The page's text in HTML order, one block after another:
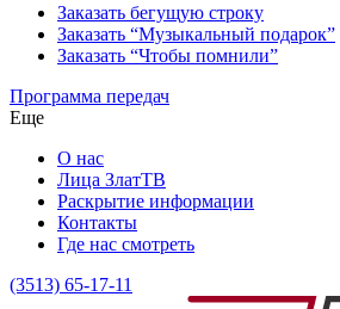
Заказать бегущую строку
Заказать “Музыкальный подарок”
Заказать “Чтобы помнили”
Программа передач
Еще
О нас
Лица ЗлатТВ
Раскрытие информации
Контакты
Где нас смотреть
(3513) 65-17-11